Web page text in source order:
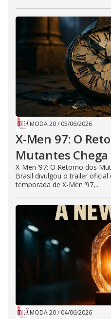
MODA 20/ 05/06/2026
X-Men 97: O
Mutantes
X-Men ’97: O Retorno dos
Brasil divulgou o trailer oficial
temporada de X-Men ’97,...
MODA 20/ 04/06/2026